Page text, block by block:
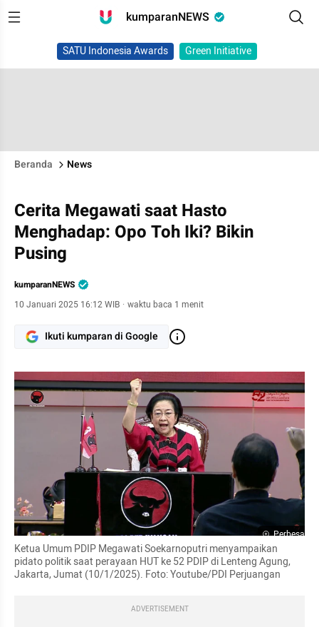
kumparanNEWS
SATU Indonesia Awards Green Initiative
Beranda News
Cerita Megawati saat Hasto
Menghadap: Opo Toh Iki? Bikin
Pusing
kumparanNEWS
10 Januari 2025 16:12 WIB · waktu baca 1 menit
Ikuti kumparan di Google
Perbesar
Ketua Umum PDIP Megawati Soekarnoputri menyampaikan
pidato politik saat perayaan HUT ke 52 PDIP di Lenteng Agung,
Jakarta, Jumat (10/1/2025). Foto: Youtube/PDI Perjuangan
ADVERTISEMENT